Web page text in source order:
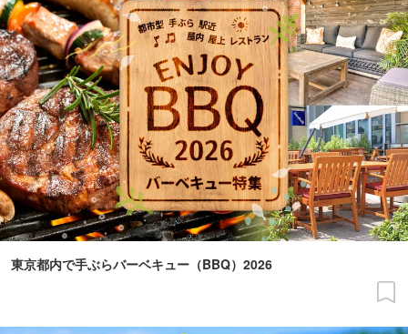
東京都内で手ぶらバーベキュー（BBQ）2026